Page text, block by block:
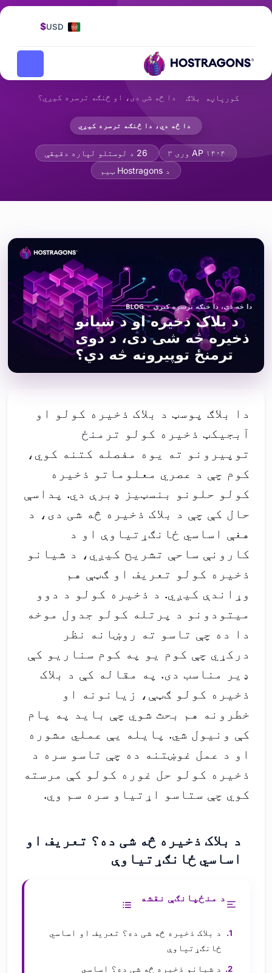
$USD
کورپاڼه بلاګ دا څه شی دی، او څنګه ترسره کیږي؟
دا څه دي، دا څنګه ترسره کیږي
د بلاک ذخیره او د شیانو ذخیره څه شی
AP ۱۴۰۴ وری ۳
26 د لوستلو لپاره دقیقې
د Hostragons ټیم
دا بلاګ پوسټ د بلاک ذخیره کولو او
آبجیکټ ذخیره کولو ترمنځ
توپیرونو ته یوه مفصله کتنه کوي،
کوم چې د عصري معلوماتو ذخیره
کولو حلونو بنسټیز ډبرې دي. پداسې
حال کې چې د بلاک ذخیره څه شی دی، د
هغې اساسي ځانګړتیاوې او د
کارونې ساحې تشریح کیږي، د شیانو
ذخیره کولو تعریف او ګټې هم
وړاندې کیږي. د ذخیره کولو د دوو
میتودونو د پرتله کولو جدول موخه
دا ده چې تاسو ته روښانه نظر
درکړي چې کوم یو په کوم سناریو کې
ډیر مناسب دی. په مقاله کې د بلاک
ذخیره کولو ګټې، زیانونه او
خطرونه هم بحث شوي چې باید په پام
کې ونیول شي. پایله یې عملي مشوره
او د عمل غوښتنه ده چې تاسو سره د
ذخیره کولو حل غوره کولو کې مرسته
کوي چې ستاسو اړتیاو سره سم وي.
د بلاک ذخیره څه شی ده؟ تعریف او
اساسي ځانګړتیاوې
د منځپانګې نقشه
د بلاک ذخیره څه شی ده؟ تعریف او اساسي
ځانګړتیاوې
د شیانو ذخیره څه شی ده؟ اساسي